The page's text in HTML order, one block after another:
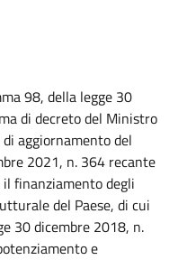
98, della legge 30
di decreto del Ministro
aggiornamento del
2021, n. 364 recante
finanziamento degli
del Paese, di cui
30 dicembre 2018, n.
e